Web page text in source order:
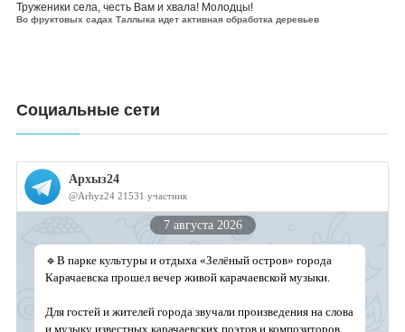
Труженики села, честь Вам и хвала! Молодцы!
Во фруктовых садах Таллыка идет активная обработка деревьев
Социальные сети